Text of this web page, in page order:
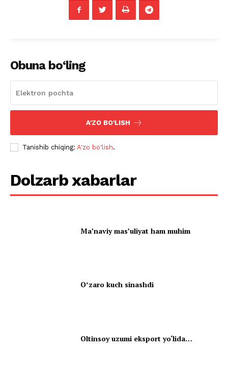
Obuna bo‘ling
A'ZO BO'LISH
Tanishib chiqing: A'zo bo'lish.
Dolzarb xabarlar
Ma’naviy mas’uliyat ham muhim
Oʻzaro kuch sinashdi
Oltinsoy uzumi eksport yo‘lida…